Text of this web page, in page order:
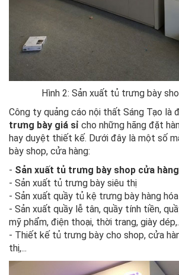
Hình 2: Sản xuất tủ trưng bày
Công ty quảng cáo nội thất Sáng Tạo là
trưng bày giá sỉ cho những hãng đặt
hay duyệt thiết kế. Dưới đây là một số
bày shop, cửa hàng:
- Sản xuất tủ trưng bày shop cửa hàng
- Sản xuất tủ trưng bày siêu thị
- Sản xuất quầy tủ kệ trưng bày hàng
- Sản xuất quầy lễ tân, quầy tính tiền,
mỹ phẩm, điện thoại, thời trang, giày
- Thiết kế tủ trưng bày cho shop, cửa
thị,...